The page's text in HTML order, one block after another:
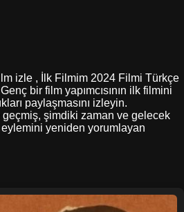
izle , İlk Filmim 2024 Filmi Türkçe
bir film yapımcısının ilk filmini
paylaşmasını izleyin.
şimdiki zaman ve gelecek
yeniden yorumlayan